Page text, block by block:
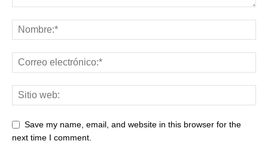
Save my name, email, and website in this browser for the
next time I comment.